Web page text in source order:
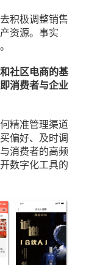
积极调整销售
资源。事实
社区电商的基
消费者与企业
精准管理渠道
偏好、及时调
消费者的高频
数字化工具的